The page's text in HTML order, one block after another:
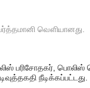
வௌியானது.
பரிசோதகர்,
நீடிக்கப்பட்டது.